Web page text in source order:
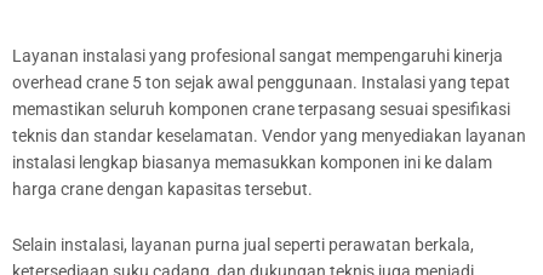
Layanan instalasi yang profesional sangat mempengaruhi kinerja
overhead crane 5 ton sejak awal penggunaan. Instalasi yang tepat
memastikan seluruh komponen crane terpasang sesuai spesifikasi
teknis dan standar keselamatan. Vendor yang menyediakan layanan
instalasi lengkap biasanya memasukkan komponen ini ke dalam
harga crane dengan kapasitas tersebut.
Selain instalasi, layanan purna jual seperti perawatan berkala,